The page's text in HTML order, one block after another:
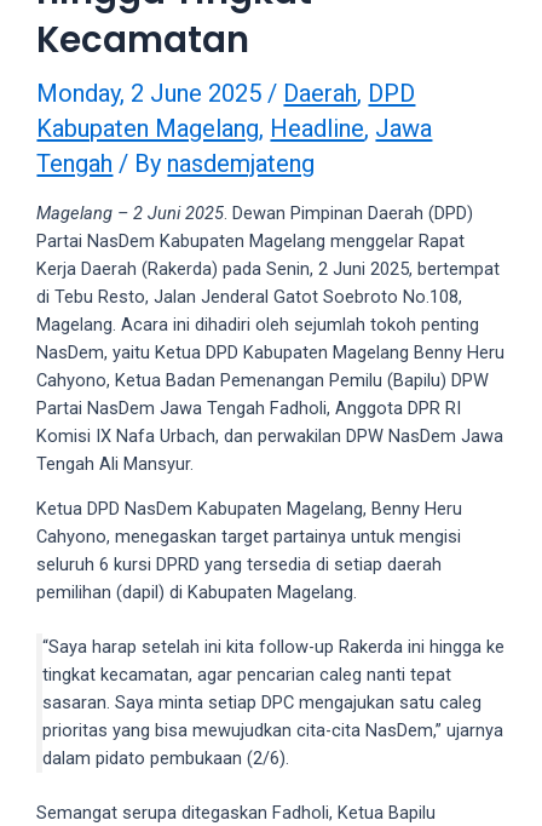
videos
website
several
different
formats.
18tube
Every
porn
video
you
upload
processed
working
also
code
Kecamatan
Monday, 2 June 2025/ Daerah, DPD
Kabupaten Magelang, Headline, Jawa
Tengah / By nasdemjateng
Magelang – 2 Juni 2025 . Dewan Pimpinan Daerah (DPD)
Partai NasDem Kabupaten Magelang menggelar Rapat
Kerja Daerah (Rakerda) pada Senin, 2 Juni 2025, bertempat
di Tebu Resto, Jalan Jenderal Gatot Soebroto No.108,
Magelang. Acara ini dihadiri oleh sejumlah tokoh penting
NasDem, yaitu Ketua DPD Kabupaten Magelang Benny Heru
Cahyono, Ketua Badan Pemenangan Pemilu (Bapilu) DPW
Partai NasDem Jawa Tengah Fadholi, Anggota DPR RI
Komisi IX Nafa Urbach, dan perwakilan DPW NasDem Jawa
Tengah Ali Mansyur.
Ketua DPD NasDem Kabupaten Magelang, Benny Heru
Cahyono, menegaskan target partainya untuk mengisi
seluruh 6 kursi DPRD yang tersedia di setiap daerah
pemilihan (dapil) di Kabupaten Magelang.
“Saya harap setelah ini kita follow-up Rakerda ini hingga ke
tingkat kecamatan, agar pencarian caleg nanti tepat
sasaran. Saya minta setiap DPC mengajukan satu caleg
prioritas yang bisa mewujudkan cita-cita NasDem,” ujarnya
dalam pidato pembukaan (2/6).
Semangat serupa ditegaskan Fadholi, Ketua Bapilu